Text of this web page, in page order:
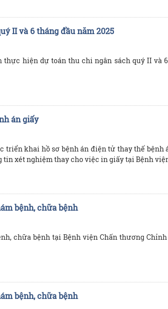
II và 6 tháng đầu năm 2025
hiện dự toán thu chi ngân sách quý II và
án giấy
khai hồ sơ bệnh án điện tử thay thế bệnh
xét nghiệm thay cho việc in giấy tại Bệnh
bệnh, chữa bệnh
chữa bệnh tại Bệnh viện Chấn thương
bệnh, chữa bệnh